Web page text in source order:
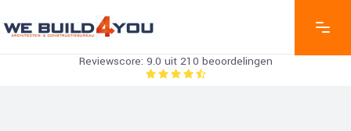
Reviewscore: 9.0 uit 210 beoordelingen